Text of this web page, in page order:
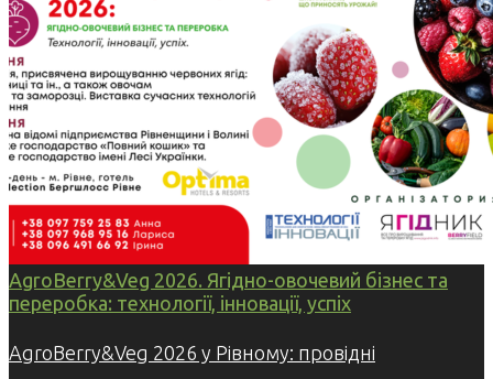
AgroBerry&Veg 2026. Ягідно-овочевий бізнес та
переробка: технології, інновації, успіх
AgroBerry&Veg 2026 у Рівному: провідні